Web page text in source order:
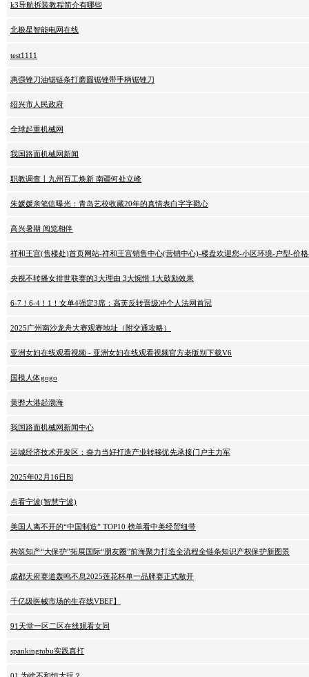
k3导航拆装教程简介有哪些
北极星智能电网在线
test1111
惠强锉刀油锯链条打磨圆锯锉带手柄锯锉刀
绍兴市人民政府
全球起重机械网
我国路面机械网新闻
职教调查丨九州百工焕新 南疆何处立峰
朱媛媛亲笔信曝光：青岛艺校收藏20年的真情表白字字戳心
高兴暑期 阅览相伴
祥和王宫(售楼处)首页网站-​祥和王宫销售中心(营销中心)-​楼盘欢迎您-小区环境-户型-价
央视不转播女排世联赛的3大理由 3大惋惜 1大鼓励效果
6-7！6-4！1！女单4强定3席：高芙反转晋级冲个人法网首冠
2025广州南沙龙舟大赛观赛地址（附交通攻略）
亚洲女妇在线观看视频 - 亚洲女妇在线观看视频官方老版别下载V6
国模人体gogo
黄骅大港起渤海
我国路面机械网新闻中心
运城经济技术开发区：奋力当好打造产业转移优先承接门户主力军
2025年02月16日Bl
点看宁波(智慧宁波)
美国人离不开的“中国制造” TOP10 榜单看中美经贸纽带
构筑知产“大保护”拓展国际“朋友圈”前海聚力打造全流程全链条知识产权保护新图景
成都天府赛道轰鸣不息2025莲花杯单一品牌赛正式敞开
千亿级医械市场的生存线VBEF】
91天堂一区二区在线观看女同
spankingtubu实践真打